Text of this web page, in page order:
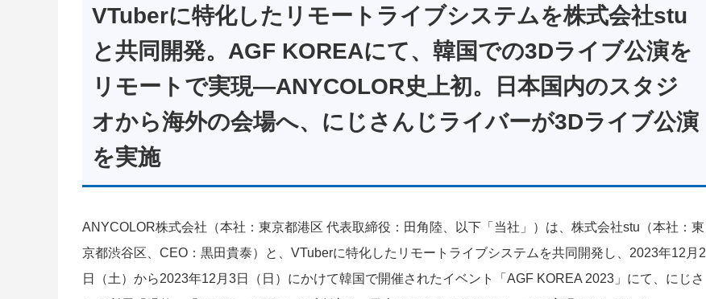
VTuberに特化したリモートライブシステムを株式会社stu
と共同開発。AGF KOREAにて、韓国での3Dライブ公演を
リモートで実現―ANYCOLOR史上初。日本国内のスタジ
オから海外の会場へ、にじさんじライバーが3Dライブ公演
を実施
ANYCOLOR株式会社（本社：東京都港区 代表取締役：田角陸、以下「当社」）は、株式会社stu（本社：東
京都渋谷区、CEO：黒田貴泰）と、VTuberに特化したリモートライブシステムを共同開発し、2023年12月2
日（土）から2023年12月3日（日）にかけて韓国で開催されたイベント「AGF KOREA 2023」にて、にじさ